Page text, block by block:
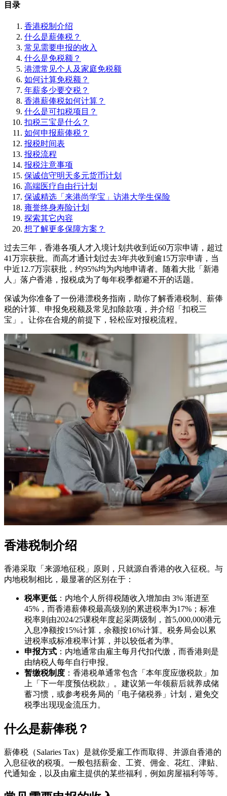
目录
香港税制介绍
什么是薪俸税？
常见需要申报的收入
什么是免税额？
港漂常见个人及家庭免税额
如何计算免税额？
年薪多少要交税？
香港薪俸税如何计算？
什么是可扣税项目？
扣税三宝是什么？
如何申报薪俸税？
报税时间表
报税流程
报税注意事项
保诚信守明天多元货币计划
高端医疗自由行计划
保诚精选「来港尚学宝」访港大学生保险
雍誉终身寿险计划
探索其它內容
想了解更多保障方案？
过去三年，香港各项人才入境计划共收到近60万宗申请，超过
41万宗获批。而高才通计划过去3年共收到逾15万宗申请，当
中近12.7万宗获批，约95%均为内地申请者。随着大批「新港
人」落户香港，报税成为了每年税季都避不开的话题。
保诚为你准备了一份港漂税务指南，助你了解香港税制、薪俸
税的计算、申报免税额及常见扣除款项，并介绍「扣税三
宝」。让你在合规的前提下，轻松应对报税流程。
香港税制介绍
香港采取「来源地征税」原则，只就源自香港的收入征税。与
内地税制相比，最显著的区别在于：
税率更低 ：内地个人所得税随收入增加由 3% 渐进至
45%，而香港薪俸税最高级别的累进税率为17%；标准
税率则由2024/25课税年度起采两级制，首5,000,000港元
入息净额按15%计算，余额按16%计算。税务局会以累
进税率或标准税率计算，并以较低者为準。
申报方式 ：内地通常由雇主每月代扣代缴，而香港则是
由纳税人每年自行申报。
暂缴税制度 ：香港税单通常包含「本年度应缴税款」加
上「下一年度预估税款」。建议第一年领薪后就养成储
蓄习惯，或参考税务局的「电子储税券」计划，避免交
税季出现现金流压力。
什么是薪俸税？
薪俸税（Salaries Tax）是就你受雇工作而取得、并源自香港的
入息征收的税项。一般包括薪金、工资、佣金、花红、津贴、
代通知金，以及由雇主提供的某些福利，例如房屋福利等等。